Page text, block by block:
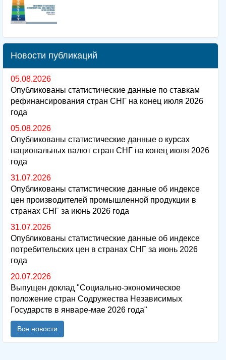
Новости публикаций
05.08.2026
Опубликованы статистические данные по ставкам
рефинансирования стран СНГ на конец июля 2026
года
05.08.2026
Опубликованы статистические данные о курсах
национальных валют стран СНГ на конец июля 2026
года
31.07.2026
Опубликованы статистические данные об индексе
цен производителей промышленной продукции в
странах СНГ за июнь 2026 года
31.07.2026
Опубликованы статистические данные об индексе
потребительских цен в странах СНГ за июнь 2026
года
20.07.2026
Выпущен доклад "Социально-экономическое
положение стран Содружества Независимых
Государств в январе-мае 2026 года"
Все новости